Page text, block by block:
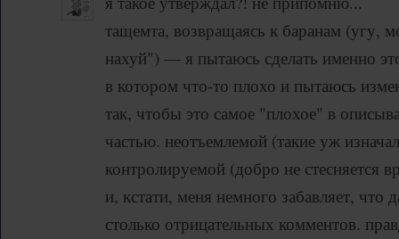
тащемта, возвращаясь к баранам (угу,
нахуй") — я пытаюсь сделать именно
в котором что-то плохо и пытаюсь
так, чтобы это самое "плохое" в
частью. неотъемлемой (такие уж
контролируемой (добро не стесняется
и, кстати, меня немного забавляет, что
столько отрицательных комментов.